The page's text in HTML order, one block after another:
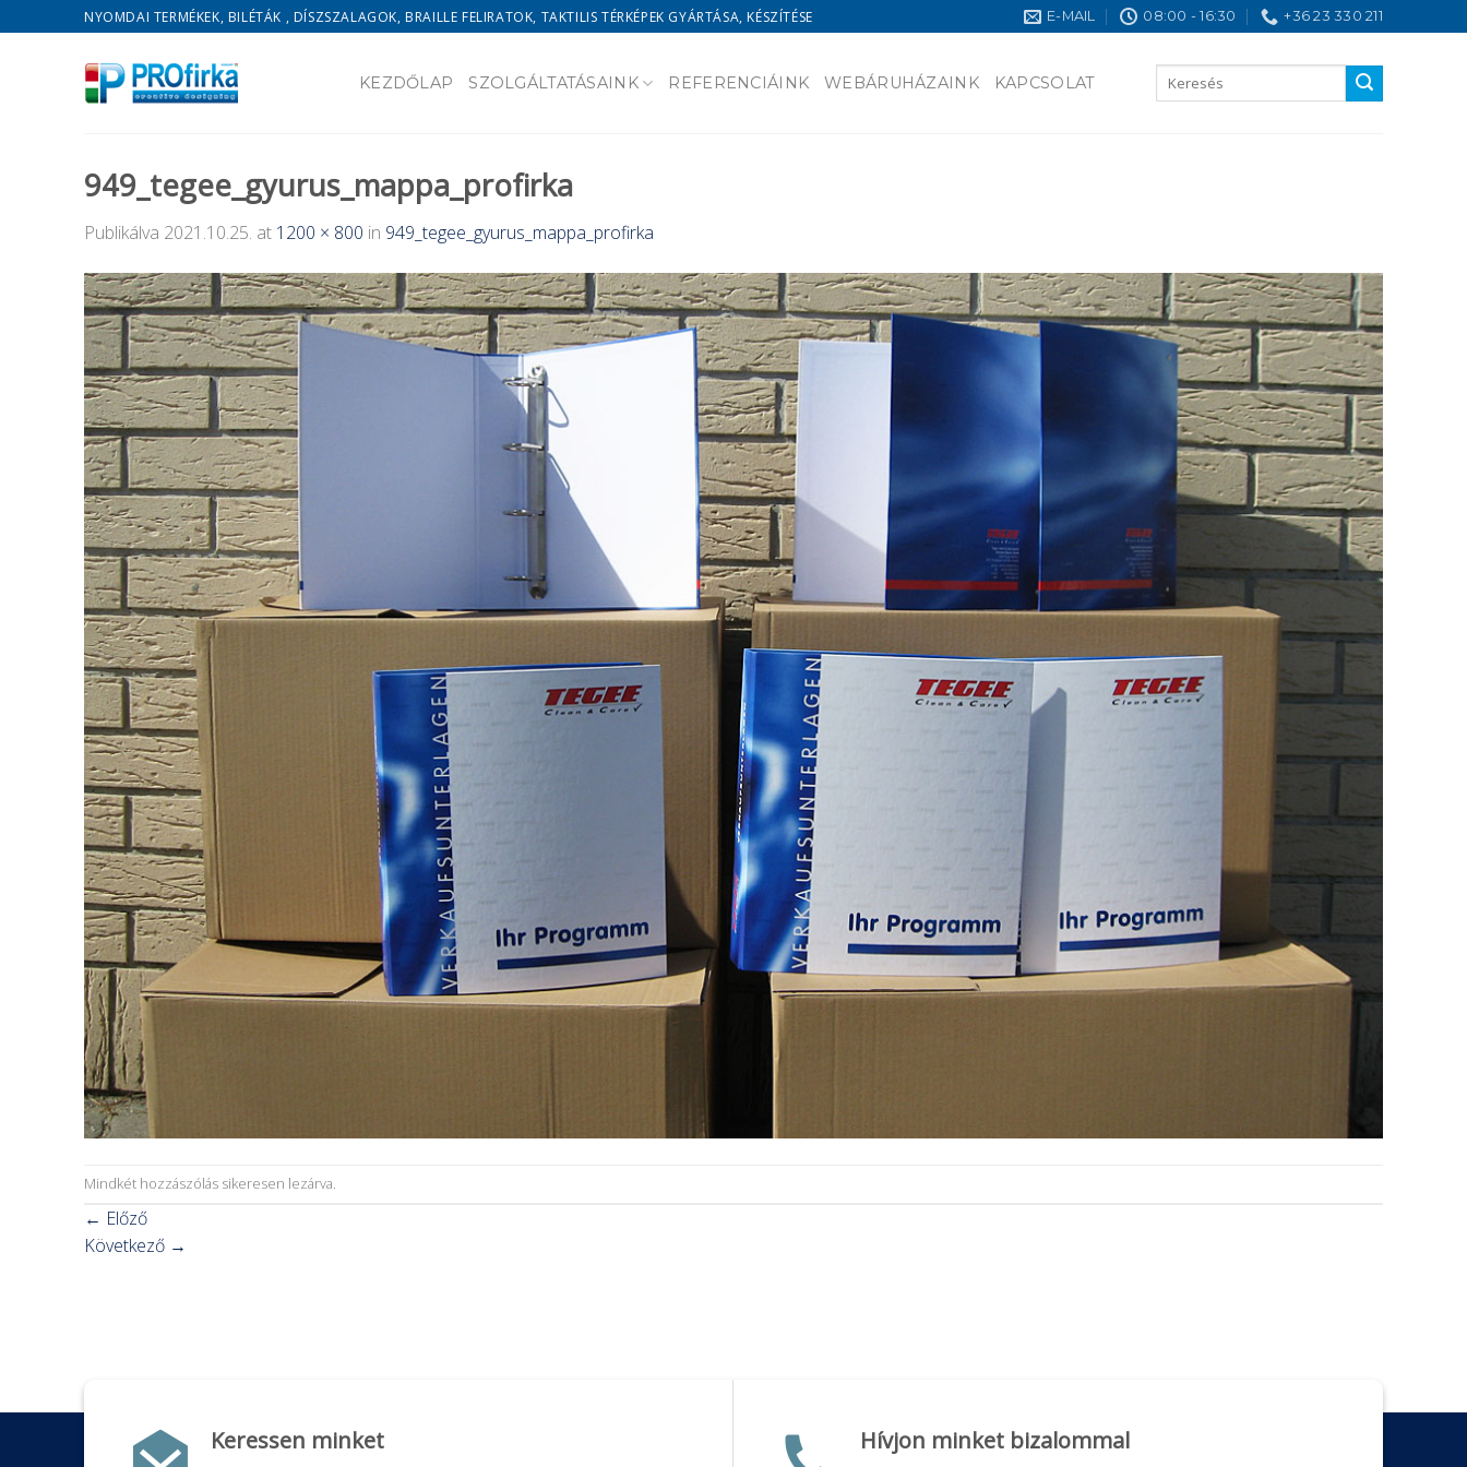
to
NYOMDAI TERMÉKEK, BILÉTÁK , DÍSZSZALAGOK, BRAILLE FELIRATOK, TAKTILIS TÉRKÉPEK GYÁRTÁSA, KÉSZÍTÉSE E-MAIL 08:00 - 16:30 +36 23 330 211
KEZDŐLAP SZOLGÁLTATÁSAINK REFERENCIÁINK WEBÁRUHÁZAINK KAPCSOLAT
949_tegee_gyurus_mappa_profirka
Publikálva 2021.10.25. at 1200 × 800 in 949_tegee_gyurus_mappa_profirka
Mindkét hozzászólás sikeresen lezárva.
← Előző
Következő →
Keressen minket Hívjon minket bizalommal